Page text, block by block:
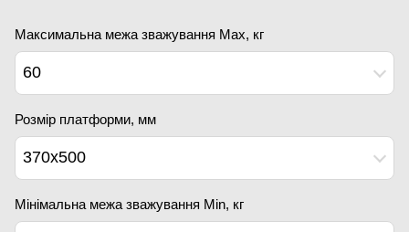
Максимальна межа зважування Мах, кг
60
Розмір платформи, мм
370х500
Мінімальна межа зважування Min, кг